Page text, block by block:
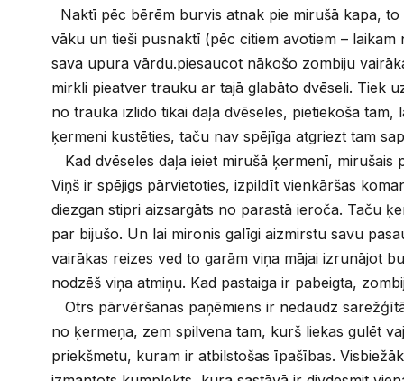
Naktī pēc bērēm burvis atnak pie mirušā kapa,
vāku un tieši pusnaktī (pēc citiem avotiem – laikam
sava upura vārdu.piesaucot nākošo zombiju
mirkli pieatver trauku ar tajā glabāto dvēseli. Tiek
no trauka izlido tikai daļa dvēseles, pietiekoša tam,
ķermeni kustēties, taču nav spējīga atgriezt tam
Kad dvēseles daļa ieiet mirušā ķermenī, mirušais
Viņš ir spējigs pārvietoties, izpildīt vienkāršas
diezgan stipri aizsargāts no parastā ieroča. Taču
par bijušo. Un lai mironis galīgi aizmirstu savu
vairākas reizes ved to garām viņa mājai izrunājot
nodzēš viņa atmiņu. Kad pastaiga ir pabeigta,
Otrs pārvēršanas paņēmiens ir nedaudz
no ķermeņa, zem spilvena tam, kurš liekas gulēt
priekšmetu, kuram ir atbilstošas īpašības.